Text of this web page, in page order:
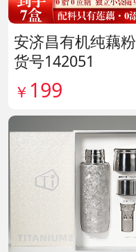
安济昌有机纯藕粉
货号142051
￥ 199